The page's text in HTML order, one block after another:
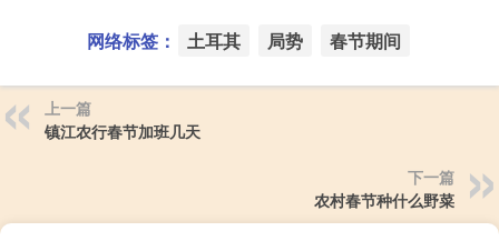
网络标签： 土耳其 局势 春节期间
上一篇
镇江农行春节加班几天
下一篇
农村春节种什么野菜